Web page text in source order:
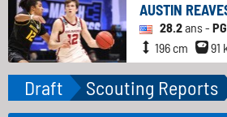
AUSTIN
28.2ans - PG
196 cm
91
Draft Scouting Reports